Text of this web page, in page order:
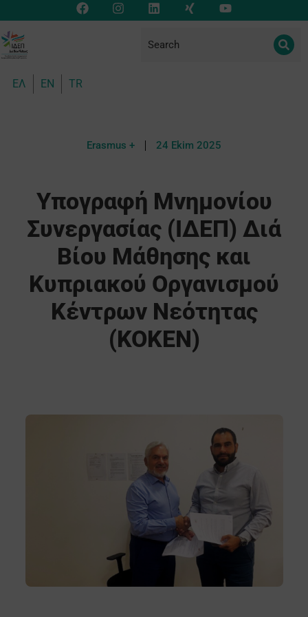
ΕΛ EN TR
Erasmus + 24 Ekim 2025
Υπογραφή Μνημονίου
Συνεργασίας (ΙΔΕΠ) Διά
Βίου Μάθησης και
Κυπριακού Οργανισμού
Κέντρων Νεότητας
(ΚΟΚΕΝ)